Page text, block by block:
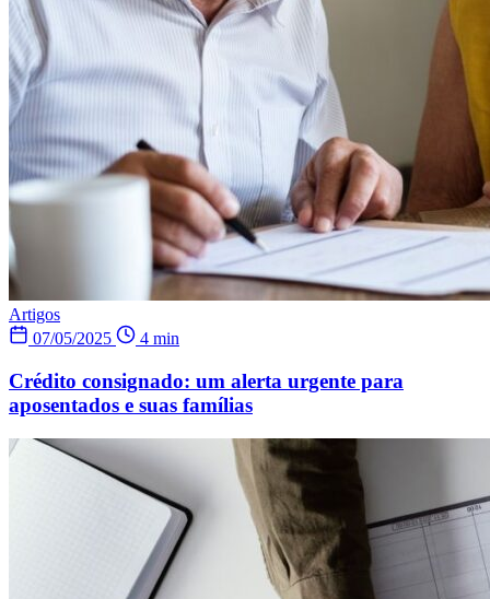
Artigos
07/05/2025
4 min
Crédito consignado: um alerta urgente para
aposentados e suas famílias